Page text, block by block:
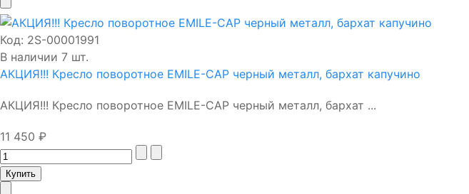
Код: 2S-00001991
В наличии 7 шт.
АКЦИЯ!!! Кресло поворотное EMILE-CAP черный металл, бархат капучино
АКЦИЯ!!! Кресло поворотное EMILE-CAP черный металл, бархат ...
11 450 ₽